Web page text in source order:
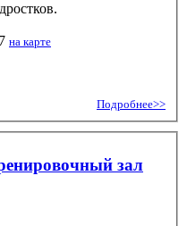
на карте
Подробнее>>
зал